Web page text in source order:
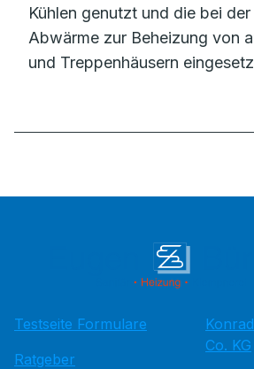
Kühlen genutzt und die bei
Abwärme zur Beheizung von
und Treppenhäusern
Testseite Formulare
Ratgeber
Co. KG